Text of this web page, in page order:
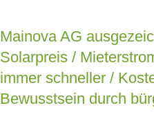
Mainova AG
Solarpreis /
immer schneller /
Bewusstsein durch